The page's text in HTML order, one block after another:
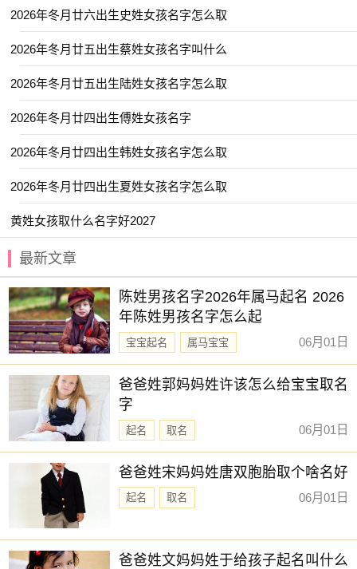
【芷音】 【之夏】 【惜时】 【曼婷】
【尹黎】 【璟芊】 【菡微】 【金卿】
【曼雪】 【维心】 【子念】 【清悠】
【林霏】 【梦言】 【乔苒】 【韵瑾】
【惜颜】 【星源】 【梓雯】 【桐华】
【妙桐】 【棠姗】 【亦闲】 【梦溪】
【以晗】 【予欣】 【夏荷】 【日晞】
【伊然】 【芷熙】 【安怡】 【云谣】
【金慧】 【予清】 【书语】 【昀遥】
【皙然】 【畅霏】 【书娴】 【艺谨】
【瑾宣】 【金莹】 【歆妍】 【羽阳】
【栩如】 【晴羽】 【念芙】 【乐淳】
【曼殊】 【金虹】 【宛迎】 【宜珊】
【月蕊】 【云涵】 【书颜】 【诗暮】
【晞辰】 【霞姝】 【瑞希】 【晶菲】
【箐瑶】 【园雯】 【筱乐】 【静枫】
赐子好名，能伴子一生。想给宝宝取一个好名字吗？选
择下方的【宝宝起名】，为孩子起一个吉利的好名字吧。
2026年冬月廿六出生史姓女孩名字怎么取
2026年冬月廿五出生蔡姓女孩名字叫什么
2026年冬月廿五出生陆姓女孩名字怎么取
2026年冬月廿四出生傅姓女孩名字
2026年冬月廿四出生韩姓女孩名字怎么取
2026年冬月廿四出生夏姓女孩名字怎么取
黄姓女孩取什么名字好2027
最新文章
陈姓男孩名字2026年属马起名 2026
年陈姓男孩名字怎么起
宝宝起名
属马宝宝
新生儿取名
06月01日
爸爸姓郭妈妈姓许该怎么给宝宝取名
字
起名 取名 06月01日
爸爸姓宋妈妈姓唐双胞胎取个啥名好
起名 取名 06月01日
爸爸姓文妈妈姓于给孩子起名叫什么